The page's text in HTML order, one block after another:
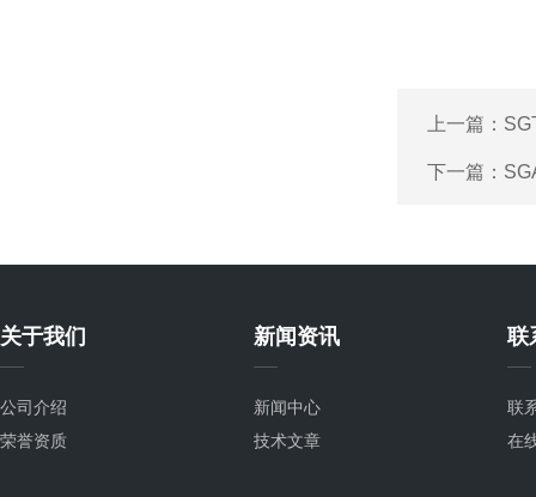
上一篇：
下一篇：
关于我们
公司介绍
荣誉资质
新闻资讯
新闻中心
技术文章
联
联
在